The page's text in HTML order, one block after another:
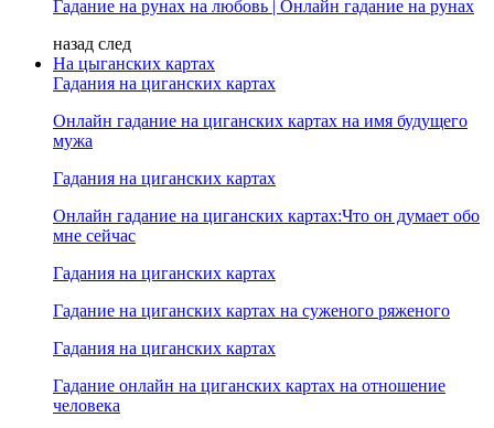
Гадание на рунах на любовь | Онлайн гадание на рунах
назад след
На цыганских картах
Гадания на циганских картах
Онлайн гадание на циганских картах на имя будущего
мужа
Гадания на циганских картах
Онлайн гадание на циганских картах:Что он думает обо
мне сейчас
Гадания на циганских картах
Гадание на циганских картах на суженого ряженого
Гадания на циганских картах
Гадание онлайн на циганских картах на отношение
человека